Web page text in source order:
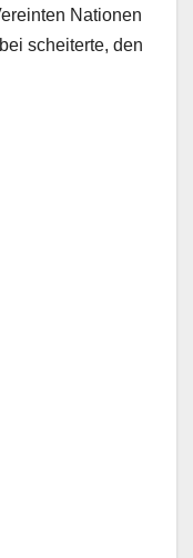
Nationen
scheiterte, den